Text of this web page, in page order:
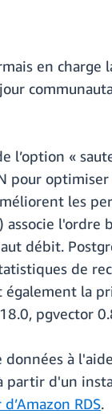
en charge
l’option «
pour
les
débit.
de
la
pgvector
à
d'un
RDS.